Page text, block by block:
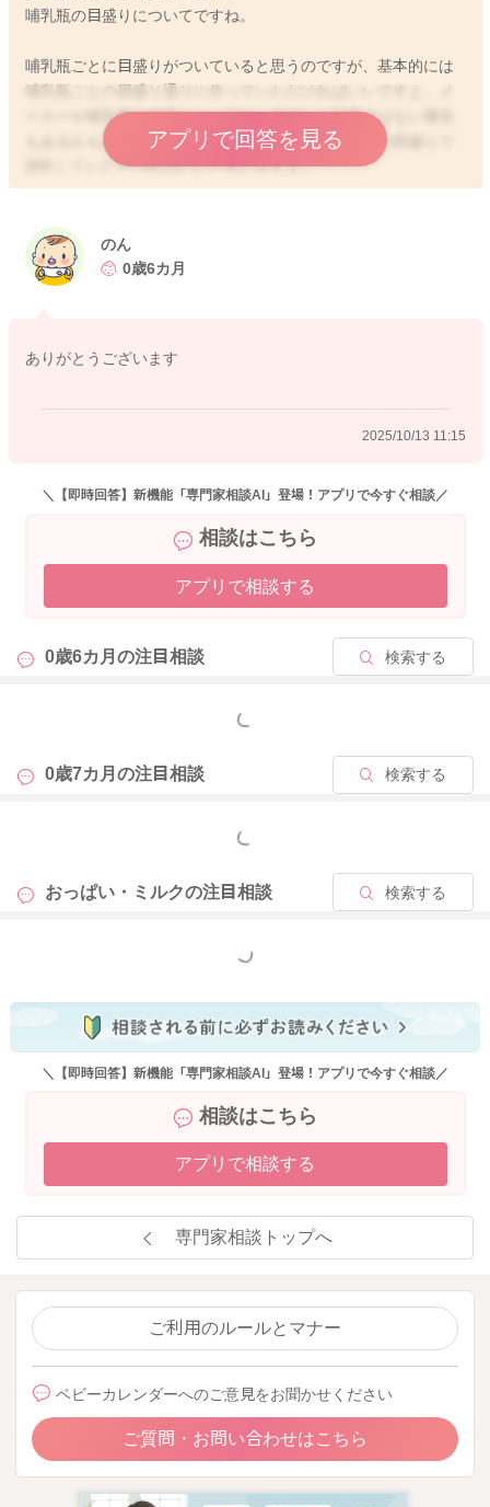
哺乳瓶の目盛りについてですね。
哺乳瓶ごとに目盛りがついていると思うのですが、基本的には
哺乳瓶ごとの目盛り通りに作っていただければいいですよ。メ
ーカーや哺乳瓶の種類によっては、必ずしも同量ではない場合
もあるかもしれませんが、その際にお使いの哺乳瓶の目盛りで
調乳していただければいいと思いますよ。
アプリで回答を見る
のん
0歳6カ月
ありがとうございます
2025/10/13 11:15
＼【即時回答】新機能「専門家相談AI」登場！アプリで今すぐ相談／
相談はこちら
アプリで相談する
0歳6カ月の注目相談 検索する
もっと見る
0歳7カ月の注目相談 検索する
もっと見る
おっぱい・ミルクの注目相談 検索する
もっと見る
＼【即時回答】新機能「専門家相談AI」登場！アプリで今すぐ相談／
相談はこちら
アプリで相談する
専門家相談トップへ
ご利用のルールとマナー
ベビーカレンダーへのご意見をお聞かせください
ご質問・お問い合わせはこちら